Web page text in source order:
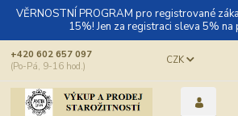
VĚRNOSTNÍ PROGRAM pro registrované
15%! Jen za registraci sleva 5% na
CZK
+420 602 657 097
(Po-Pá, 9-16 hod.)